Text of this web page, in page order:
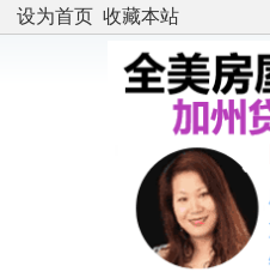
设为首页 收藏本站